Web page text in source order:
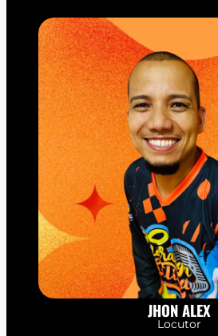
JHON ALEX
Locutor